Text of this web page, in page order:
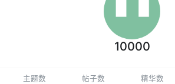
10000
主题数
帖子数
精华数